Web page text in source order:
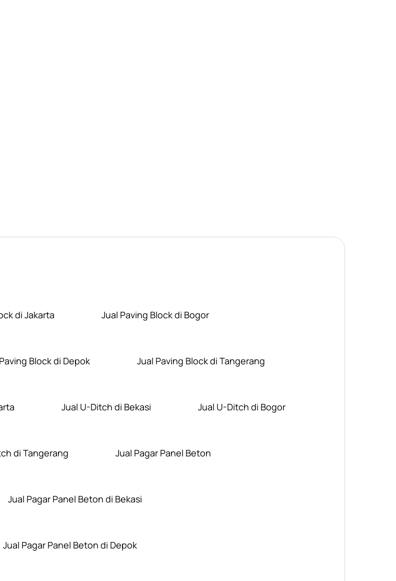
di Jakarta Jual Paving Block di Bogor
Block di Depok Jual Paving Block di Tangerang
Jual U-Ditch di Bekasi Jual U-Ditch di Bogor
di Tangerang Jual Pagar Panel Beton
Jual Pagar Panel Beton di Bekasi
Jual Pagar Panel Beton di Depok